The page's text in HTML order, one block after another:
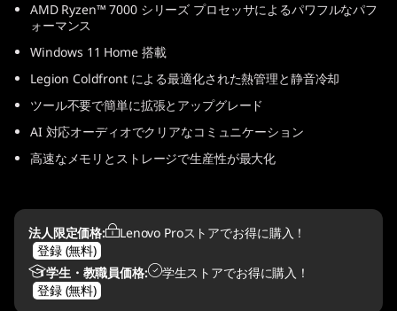
0
L
A
D
AMD Ryzen™ 7000 シリーズ プロセッサによるパワフルなパフ
ォーマンス
Windows 11 Home 搭載
Legion Coldfront による最適化された熱管理と静音冷却
ツール不要で簡単に拡張とアップグレード
AI 対応オーディオでクリアなコミュニケーション
高速なメモリとストレージで生産性が最大化
法人限定価格:
Lenovo Proストアでお得に購入！
登録 (無料)
学生・教職員価格:
学生ストアでお得に購入！
登録 (無料)